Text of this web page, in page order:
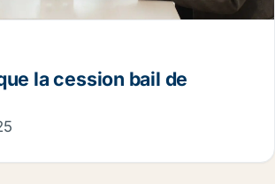
la cession bail de